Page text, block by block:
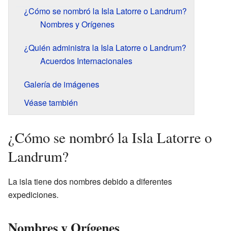
¿Cómo se nombró la Isla Latorre o Landrum?
Nombres y Orígenes
¿Quién administra la Isla Latorre o Landrum?
Acuerdos Internacionales
Galería de imágenes
Véase también
¿Cómo se nombró la Isla Latorre o
Landrum?
La isla tiene dos nombres debido a diferentes
expediciones.